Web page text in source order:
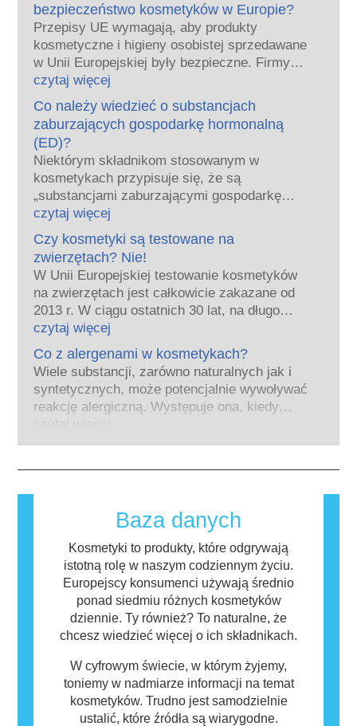
bezpieczeństwo kosmetyków w Europie?
Przepisy UE wymagają, aby produkty
kosmetyczne i higieny osobistej sprzedawane
w Unii Europejskiej były bezpieczne. Firmy
oraz krajowe i europejskie organy regulacyjne
wspólnie ponoszą odpowiedzialność za
bezpieczeństwo produktów kosmetycznych.
czytaj więcej
Co należy wiedzieć o substancjach
zaburzających gospodarkę hormonalną
(ED)?
Niektórym składnikom stosowanym w
kosmetykach przypisuje się, że są
„substancjami zaburzającymi gospodarkę
hormonalną”, ponieważ mogą naśladować
niektóre właściwości naszych hormonów.
Tylko dlatego, że coś może naśladować
hormon, nie oznacza to, że zakłóci
prawidłowe funkcjonowanie układu
hormonalnego.
Wiele substancji, w tym te naturalne,
naśladuje hormony. Bardzo niewiele
substancji jednak, a są to głównie leki o
silnym działaniu, ma potwierdzone działanie
powodujące zaburzenia układu hormonalnego.
Rygorystyczne oceny bezpieczeństwa
produktów przeprowadzane przez
funkcjonowania układu hormonalnego.
czytaj więcej
Czy kosmetyki są testowane na
zwierzętach? Nie!
W Unii Europejskiej testowanie kosmetyków
na zwierzętach jest całkowicie zakazane od
2013 r. W ciągu ostatnich 30 lat, na długo
przed wprowadzeniem zakazu, przemysł
kosmetyczny inwestował w badania i rozwój,
tak aby stworzyć pionierskie alternatywy dla
testowania na zwierzętach w celu oceny
bezpieczeństwa składników i produktów
kosmetycznych.
czytaj więcej
Co z alergenami w kosmetykach?
Wiele substancji, zarówno naturalnych jak i
syntetycznych, może potencjalnie wywoływać
reakcję alergiczną. Występuje ona, kiedy
układ odpornościowy danej osoby zareaguje
mogą zawierać składniki, które dla niektórych
osób mogą okazać się alergizujące. Nie
oznacza to jednak, że produkt nie jest
bezpieczny dla innych.
czytaj więcej
Baza danych
Kosmetyki to produkty, które odgrywają
istotną rolę w naszym codziennym życiu.
Europejscy konsumenci używają średnio
ponad siedmiu różnych kosmetyków
dziennie. Ty również? To naturalne, że
chcesz wiedzieć więcej o ich składnikach.
W cyfrowym świecie, w którym żyjemy,
toniemy w nadmiarze informacji na temat
kosmetyków. Trudno jest samodzielnie
ustalić, które źródła są wiarygodne.